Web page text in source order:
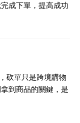
成下單，提高成功
砍單只是跨境購物
到商品的關鍵，是